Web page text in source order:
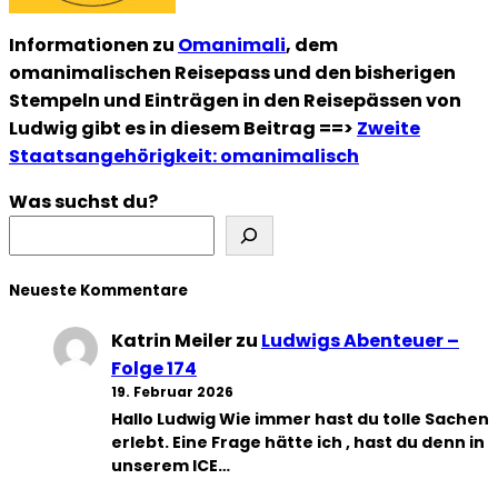
Informationen zu Omanimali, dem
omanimalischen Reisepass und den bisherigen
Stempeln und Einträgen in den Reisepässen von
Ludwig gibt es in diesem Beitrag ==> Zweite
Staatsangehörigkeit: omanimalisch
Was suchst du?
Neueste Kommentare
Katrin Meilerzu Ludwigs Abenteuer –
Folge 174
19. Februar 2026
Hallo Ludwig Wie immer hast du tolle Sachen
erlebt. Eine Frage hätte ich , hast du denn in
unserem ICE…